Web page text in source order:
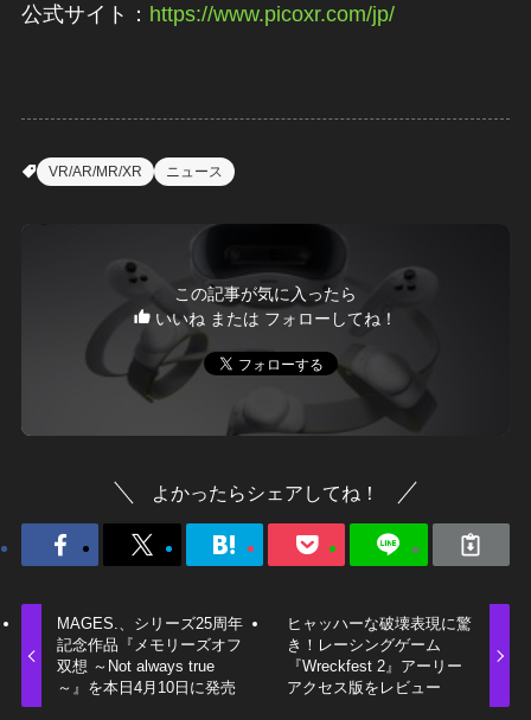
公式サイト： https://www.picoxr.com/jp/
VR/AR/MR/XR ニュース
この記事が気に入ったら
いいね または フォローしてね！
よかったらシェアしてね！
MAGES.、シリーズ25周年
記念作品『メモリーズオフ
双想 ～Not always true
～』を本日4月10日に発売
ヒャッハーな破壊表現に驚
き！レーシングゲーム
『Wreckfest 2』アーリー
アクセス版をレビュー